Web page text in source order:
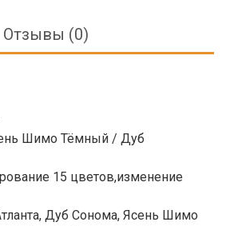
Отзывы (0)
Шимо Тёмный / Дуб
15 цветов,изменение
Дуб Сонома, Ясень Шимо